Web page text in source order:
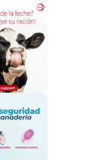
confirmar
laboratorios
en cada
de
Islas
de EHE.